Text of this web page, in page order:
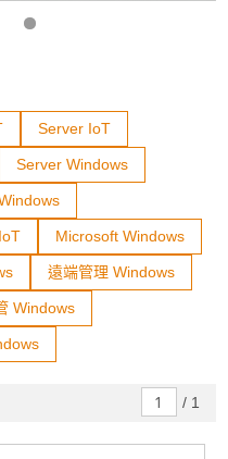
Server IoT
Server Windows
Microsoft Windows
遠端管理 Windows
Windows
/ 1